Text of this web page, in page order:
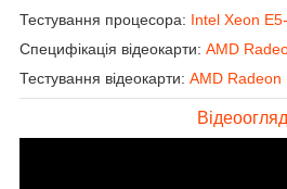
Тестування процесора: Intel Xeon
Специфікація відеокарти: AMD
Тестування відеокарти: AMD Radeon
Відеоогляд